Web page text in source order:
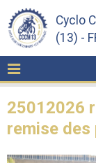
Cyclo
(13) -
25012026
remise des